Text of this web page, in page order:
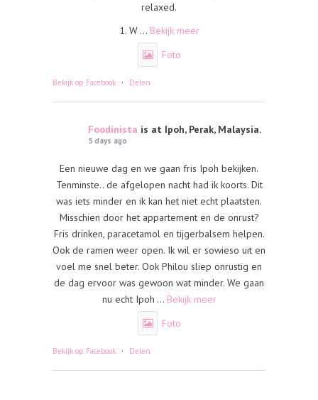
relaxed.
1. W ... Bekijk meer
Foto
Bekijk op Facebook · Delen
Foodinista is at Ipoh, Perak, Malaysia.
5 days ago
Een nieuwe dag en we gaan fris Ipoh bekijken.
Tenminste.. de afgelopen nacht had ik koorts. Dit
was iets minder en ik kan het niet echt plaatsten.
Misschien door het appartement en de onrust?
Fris drinken, paracetamol en tijgerbalsem helpen.
Ook de ramen weer open. Ik wil er sowieso uit en
voel me snel beter. Ook Philou sliep onrustig en
de dag ervoor was gewoon wat minder. We gaan
nu echt Ipoh ... Bekijk meer
Foto
Bekijk op Facebook · Delen